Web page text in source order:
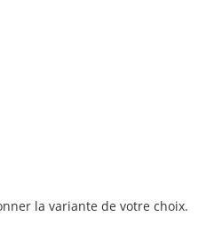
la variante de votre choix.